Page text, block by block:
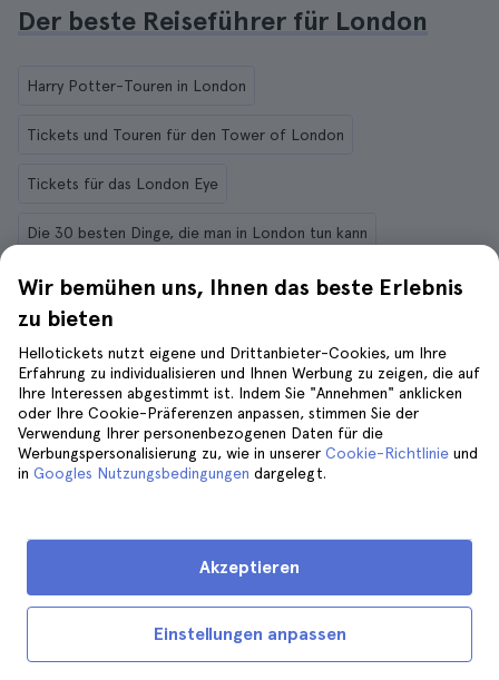
Der beste Reiseführer für London
Harry Potter-Touren in London
Tickets und Touren für den Tower of London
Tickets für das London Eye
Die 30 besten Dinge, die man in London tun kann
Schifffahrten & Bootstouren auf der Themse in London
Tickets und Touren für die Westminster Abbey
Tagesausflüge nach Stonehenge ab London
Die 11 besten Tagesausflüge von London
Tickets und Touren für Madame Tussauds in London
Tickets und Touren für The Shard in London
Londoner Hop-On-Hop-Off-Busse
Wir bemühen uns, Ihnen das beste Erlebnis
zu bieten
Hellotickets nutzt eigene und Drittanbieter-Cookies, um Ihre
Erfahrung zu individualisieren und Ihnen Werbung zu zeigen, die auf
Ihre Interessen abgestimmt ist. Indem Sie "Annehmen" anklicken
oder Ihre Cookie-Präferenzen anpassen, stimmen Sie der
Verwendung Ihrer personenbezogenen Daten für die
Werbungspersonalisierung zu, wie in unserer Cookie-Richtlinie und
in Googles Nutzungsbedingungen dargelegt.
Einstellungen anpassen
Akzeptieren